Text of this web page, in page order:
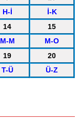
H-İ
İ-K
14
15
M-M
M-O
19
20
T-Ü Ü-Z